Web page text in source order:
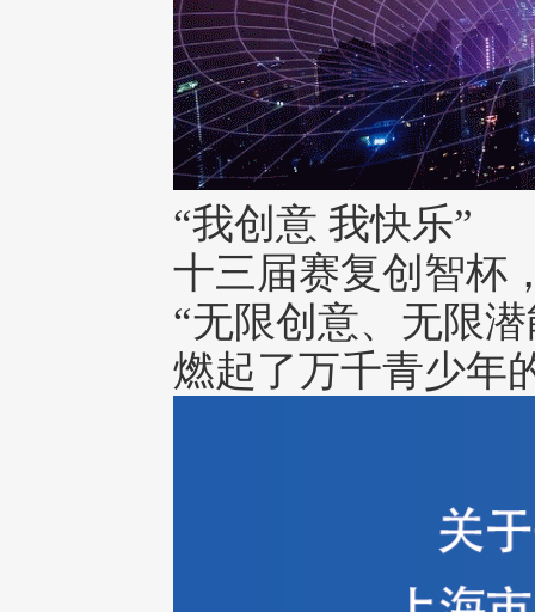
“我创意 我快乐”
十三届赛复创智杯
“无限创意、无限潜
燃起了万千青少